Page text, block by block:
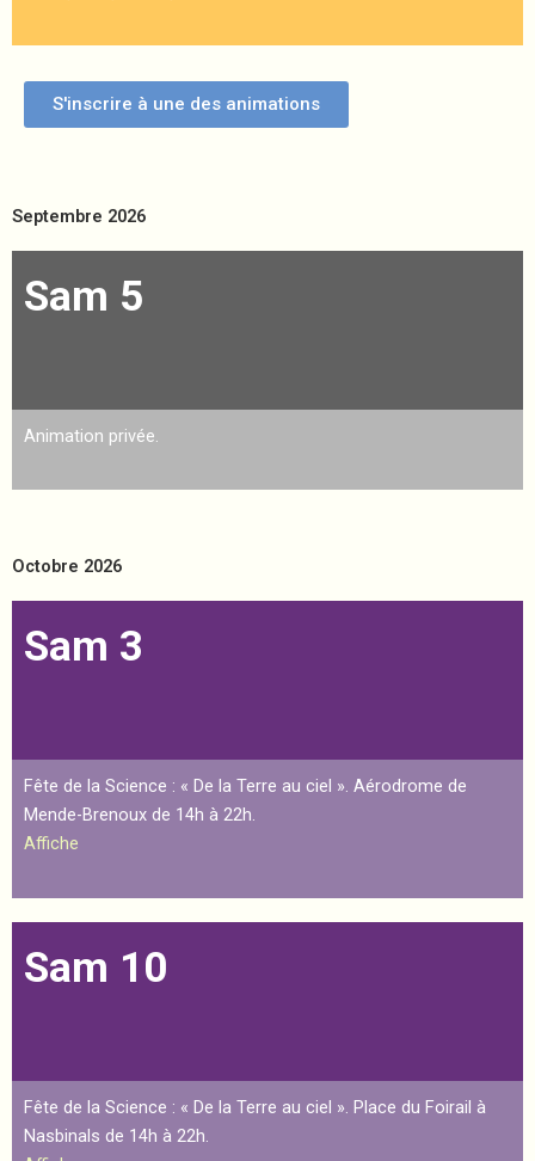
S'inscrire à une des animations
Septembre 2026
Sam 5
Animation privée.
Octobre 2026
Sam 3
Fête de la Science : « De la Terre au ciel ». Aérodrome de
Mende-Brenoux de 14h à 22h.
Affiche
Sam 10
Fête de la Science : « De la Terre au ciel ». Place du Foirail à
Nasbinals de 14h à 22h.